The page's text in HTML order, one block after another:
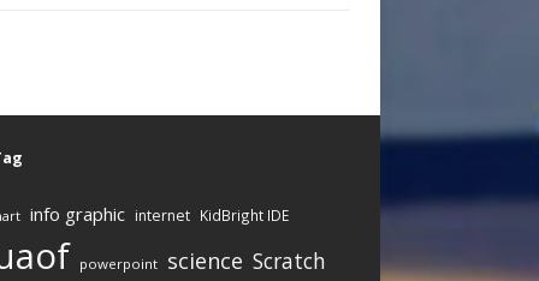
info graphic internet KidBright IDE
powerpoint science Scratch